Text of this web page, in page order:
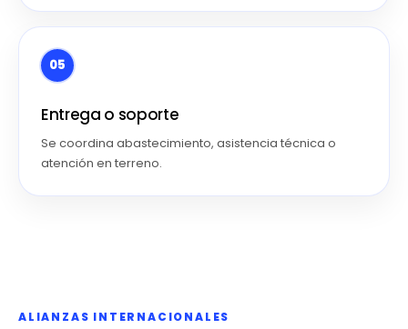
05
Entrega o soporte
Se coordina abastecimiento, asistencia técnica o
atención en terreno.
ALIANZAS INTERNACIONALES